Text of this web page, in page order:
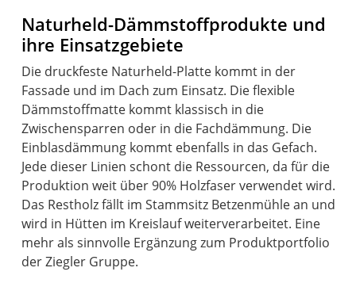
Naturheld-Dämmstoffprodukte und
ihre Einsatzgebiete
Die druckfeste Naturheld-Platte kommt in der
Fassade und im Dach zum Einsatz. Die flexible
Dämmstoffmatte kommt klassisch in die
Zwischensparren oder in die Fachdämmung. Die
Einblasdämmung kommt ebenfalls in das Gefach.
Jede dieser Linien schont die Ressourcen, da für die
Produktion weit über 90% Holzfaser verwendet wird.
Das Restholz fällt im Stammsitz Betzenmühle an und
wird in Hütten im Kreislauf weiterverarbeitet. Eine
mehr als sinnvolle Ergänzung zum Produktportfolio
der Ziegler Gruppe.